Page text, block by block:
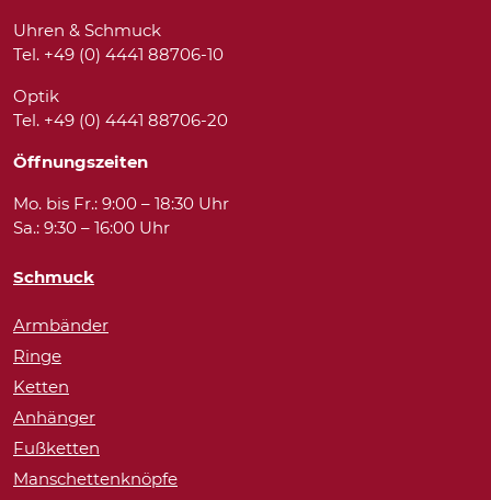
Uhren & Schmuck
Tel. +49 (0) 4441 88706-10
Optik
Tel. +49 (0) 4441 88706-20
Öffnungszeiten
Mo. bis Fr.: 9:00 – 18:30 Uhr
Sa.: 9:30 – 16:00 Uhr
Schmuck
Armbänder
Ringe
Ketten
Anhänger
Fußketten
Manschettenknöpfe